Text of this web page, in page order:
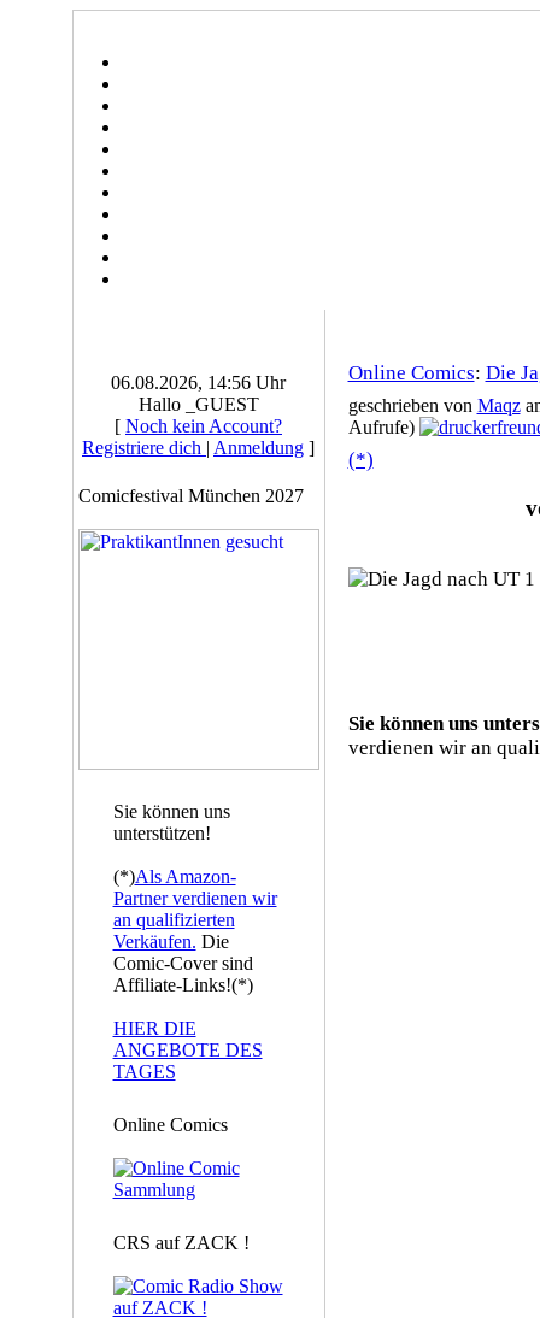
06.08.2026, 14:56 Uhr
Hallo _GUEST
[ Noch kein Account?
Registriere dich | Anmeldung ]
Comicfestival München 2027
Sie können uns
unterstützen!
(*)Als Amazon-
Partner verdienen wir
an qualifizierten
Verkäufen. Die
Comic-Cover sind
Affiliate-Links!(*)
HIER DIE
ANGEBOTE DES
TAGES
Online Comics
CRS auf ZACK !
Online Comics: Die
geschrieben von Maqz
Aufrufe)
(*)
Sie können uns
verdienen wir an